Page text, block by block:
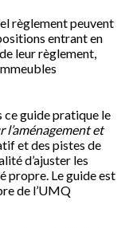
règlement peuvent
entrant en
leur règlement,
ce guide pratique le
l’aménagement et
et des pistes de
d’ajuster les
propre. Le guide est
de l’UMQ